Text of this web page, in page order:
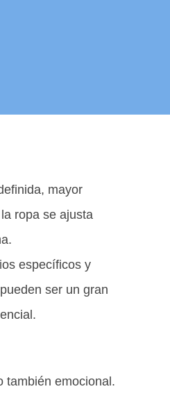
mayor
ropa se ajusta
específicos y
ser un gran
también emocional.